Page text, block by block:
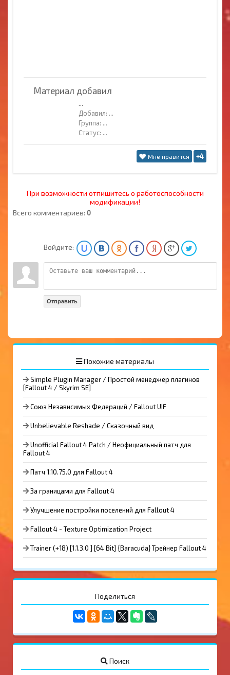
Материал добавил
...
Добавил: ...
Группа: ...
Статус: ...
Мне нравится +4
При возможности отпишитесь о работоспособности
модификации!
Всего комментариев: 0
Войдите:
Отправить
Похожие материалы
Simple Plugin Manager / Простой менеджер плагинов
[Fallout 4 / Skyrim SE]
Союз Независимых Федераций / Fallout UIF
Unbelievable Reshade / Сказочный вид
Unofficial Fallout 4 Patch / Неофициальный патч для
Fallout 4
Патч 1.10.75.0 для Fallout 4
За границами для Fallout 4
Улучшение постройки поселений для Fallout 4
Fallout 4 - Texture Optimization Project
Trainer (+18) [1.1.3.0 ] [64 Bit] {Baracuda} Трейнер Fallout 4
Поделиться
Поиск